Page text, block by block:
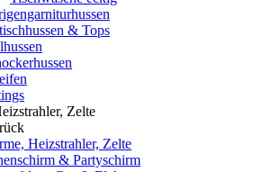
& Tops
Zelte
Heizstrahler, Zelte
& Partyschirm